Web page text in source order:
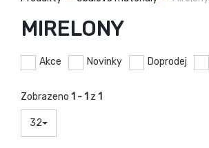
MIRELONY
Akce Novinky Doprodej
Zobrazeno 1 - 1 z 1
32